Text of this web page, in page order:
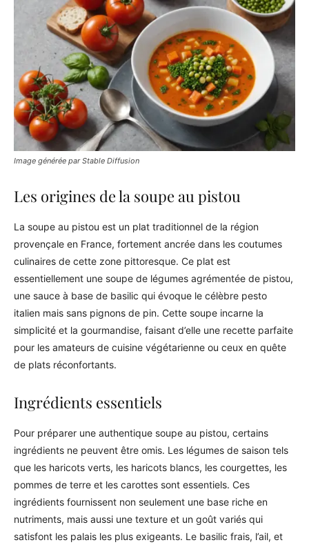
Image générée par Stable Diffusion
Les origines de la soupe au pistou
La soupe au pistou est un plat traditionnel de la région
provençale en France, fortement ancrée dans les coutumes
culinaires de cette zone pittoresque. Ce plat est
essentiellement une soupe de légumes agrémentée de pistou,
une sauce à base de basilic qui évoque le célèbre pesto
italien mais sans pignons de pin. Cette soupe incarne la
simplicité et la gourmandise, faisant d’elle une recette parfaite
pour les amateurs de cuisine végétarienne ou ceux en quête
de plats réconfortants.
Ingrédients essentiels
Pour préparer une authentique soupe au pistou, certains
ingrédients ne peuvent être omis. Les légumes de saison tels
que les haricots verts, les haricots blancs, les courgettes, les
pommes de terre et les carottes sont essentiels. Ces
ingrédients fournissent non seulement une base riche en
nutriments, mais aussi une texture et un goût variés qui
satisfont les palais les plus exigeants. Le basilic frais, l’ail, et